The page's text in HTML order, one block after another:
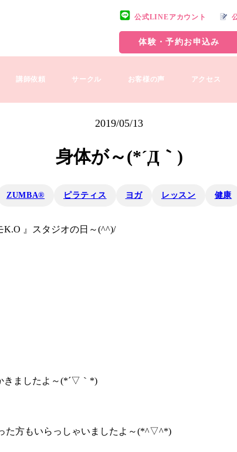
公式LINEアカウント
体験・予約お申込み
講師依頼 サークル お客様の声 アクセス
2019/05/13
身体が～(*´Д｀)
ZUMBA® ピラティス ヨガ レッスン 健康
』スタジオの日～(^^)/
きましたよ～(*´▽｀*)
た方もいらっしゃいましたよ～(*^▽^*)